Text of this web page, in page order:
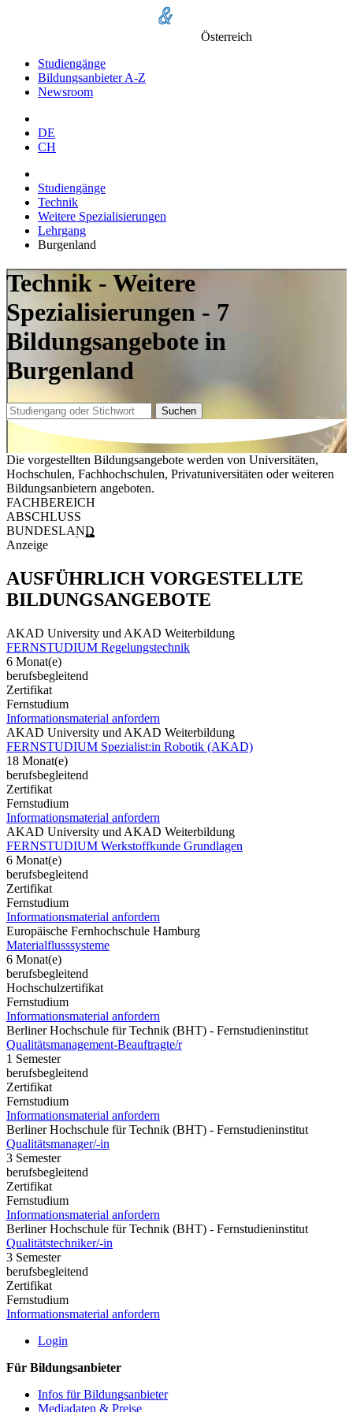
Österreich
Studiengänge
Bildungsanbieter A-Z
Newsroom
DE
CH
Studiengänge
Technik
Weitere Spezialisierungen
Lehrgang
Burgenland
Technik - Weitere
Spezialisierungen - 7
Bildungsangebote in
Burgenland
Suchen
Die vorgestellten Bildungsangebote werden von Universitäten,
Hochschulen, Fachhochschulen, Privatuniversitäten oder weiteren
Bildungsanbietern angeboten.
FACHBEREICH
ABSCHLUSS
BUNDESLAND
Anzeige
AUSFÜHRLICH VORGESTELLTE
BILDUNGSANGEBOTE
AKAD University und AKAD Weiterbildung
FERNSTUDIUM Regelungstechnik
6 Monat(e)
berufsbegleitend
Zertifikat
Fernstudium
Informationsmaterial anfordern
AKAD University und AKAD Weiterbildung
FERNSTUDIUM Spezialist:in Robotik (AKAD)
18 Monat(e)
berufsbegleitend
Zertifikat
Fernstudium
Informationsmaterial anfordern
AKAD University und AKAD Weiterbildung
FERNSTUDIUM Werkstoffkunde Grundlagen
6 Monat(e)
berufsbegleitend
Zertifikat
Fernstudium
Informationsmaterial anfordern
Europäische Fernhochschule Hamburg
Materialflusssysteme
6 Monat(e)
berufsbegleitend
Hochschulzertifikat
Fernstudium
Informationsmaterial anfordern
Berliner Hochschule für Technik (BHT) - Fernstudieninstitut
Qualitätsmanagement-Beauftragte/r
1 Semester
berufsbegleitend
Zertifikat
Fernstudium
Informationsmaterial anfordern
Berliner Hochschule für Technik (BHT) - Fernstudieninstitut
Qualitätsmanager/-in
3 Semester
berufsbegleitend
Zertifikat
Fernstudium
Informationsmaterial anfordern
Berliner Hochschule für Technik (BHT) - Fernstudieninstitut
Qualitätstechniker/-in
3 Semester
berufsbegleitend
Zertifikat
Fernstudium
Informationsmaterial anfordern
Login
Für Bildungsanbieter
Infos für Bildungsanbieter
Mediadaten & Preise